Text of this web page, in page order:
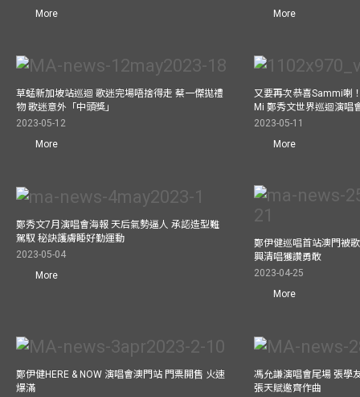
More
More
草蜢新加坡站巡迴 歌迷完場唔捨得走 蔡一傑拋禮
物 歌迷意外「中頭獎」
2023-05-12
More
又要再次恭喜Sammi喇
Mi 鄭秀文世界巡迴演唱
2023-05-11
More
鄭秀文7月演唱會海報 天后氣勢逼人 承認造型難
駕馭 秘訣護膚睡好勤運動
2023-05-04
More
鄭伊健巡唱首站澳門被
興清唱獲讚勇敢
2023-04-25
More
鄭伊健HERE & NOW 演唱會澳門站 門票開售 火速
爆滿
馮允謙演唱會尾場 張學
張天賦邀齊作曲